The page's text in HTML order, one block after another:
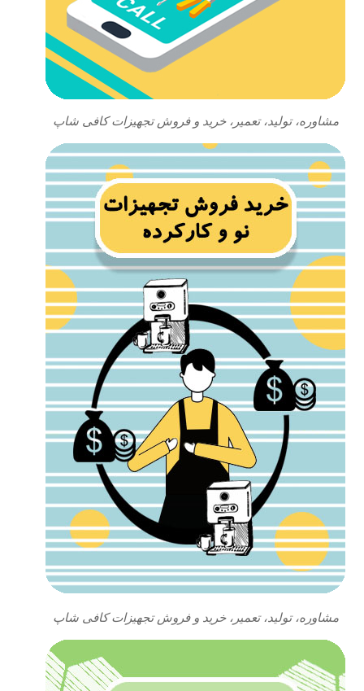
مشاوره، تولید، تعمیر، خرید و فروش تجهیزات کافی شاپ
مشاوره، تولید، تعمیر، خرید و فروش تجهیزات کافی شاپ